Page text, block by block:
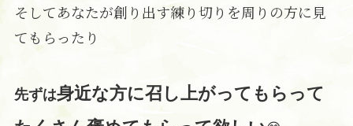
そしてあなたが創り出す練り切りを周りの方に見
てもらったり
先ずは身近な方に召し上がってもらって